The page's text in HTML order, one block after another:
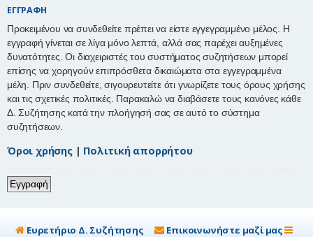
ΕΓΓΡΑΦΉ
Προκειμένου να συνδεθείτε πρέπει να είστε εγγεγραμμένο μέλος. Η
εγγραφή γίνεται σε λίγα μόνο λεπτά, αλλά σας παρέχει αυξημένες
δυνατότητες. Οι διαχειριστές του συστήματος συζητήσεων μπορεί
επίσης να χορηγούν επιπρόσθετα δικαιώματα στα εγγεγραμμένα
μέλη. Πριν συνδεθείτε, σιγουρευτείτε ότι γνωρίζετε τους όρους χρήσης
και τις σχετικές πολιτικές. Παρακαλώ να διαβάσετε τους κανόνες κάθε
Δ. Συζήτησης κατά την πλοήγησή σας σε αυτό το σύστημα
συζητήσεων.
Όροι χρήσης| Πολιτική απορρήτου
Εγγραφή
Ευρετήριο Δ. Συζήτησης Επικοινωνήστε μαζί μας